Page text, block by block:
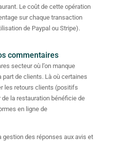
Le coût de cette opération
sur chaque transaction
de Paypal ou Stripe).
commentaires
secteur où l’on manque
de clients. Là où certaines
les retours clients (positifs
la restauration bénéficie de
en ligne de
gestion des réponses aux avis et